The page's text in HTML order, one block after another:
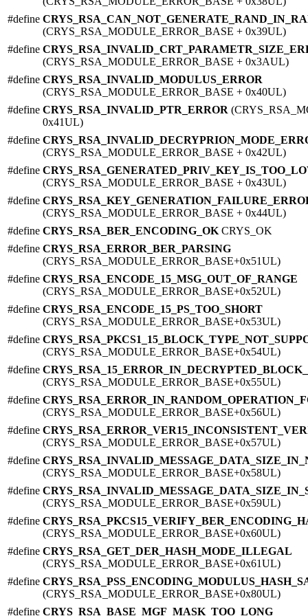
#define
(CRYS_RSA_MODULE_ERROR_BASE + 0x39UL)
#define
(CRYS_RSA_MODULE_ERROR_BASE + 0x3AUL)
#define CRYS_RSA_INVALID_MODULUS_ERROR
(CRYS_RSA_MODULE_ERROR_BASE + 0x40UL)
#define CRYS_RSA_INVALID_PTR_ERROR
0x41UL)
#define
(CRYS_RSA_MODULE_ERROR_BASE + 0x42UL)
#define
(CRYS_RSA_MODULE_ERROR_BASE + 0x43UL)
#define
(CRYS_RSA_MODULE_ERROR_BASE + 0x44UL)
#define CRYS_RSA_BER_ENCODING_OK CRYS_OK
#define CRYS_RSA_ERROR_BER_PARSING
(CRYS_RSA_MODULE_ERROR_BASE+0x51UL)
#define CRYS_RSA_ENCODE_15_MSG_OUT_OF_RANGE
(CRYS_RSA_MODULE_ERROR_BASE+0x52UL)
#define CRYS_RSA_ENCODE_15_PS_TOO_SHORT
(CRYS_RSA_MODULE_ERROR_BASE+0x53UL)
#define
(CRYS_RSA_MODULE_ERROR_BASE+0x54UL)
#define
(CRYS_RSA_MODULE_ERROR_BASE+0x55UL)
#define
(CRYS_RSA_MODULE_ERROR_BASE+0x56UL)
#define
(CRYS_RSA_MODULE_ERROR_BASE+0x57UL)
#define
(CRYS_RSA_MODULE_ERROR_BASE+0x58UL)
#define
(CRYS_RSA_MODULE_ERROR_BASE+0x59UL)
#define
(CRYS_RSA_MODULE_ERROR_BASE+0x60UL)
#define CRYS_RSA_GET_DER_HASH_MODE_ILLEGAL
(CRYS_RSA_MODULE_ERROR_BASE+0x61UL)
#define
(CRYS_RSA_MODULE_ERROR_BASE+0x80UL)
#define CRYS_RSA_BASE_MGF_MASK_TOO_LONG